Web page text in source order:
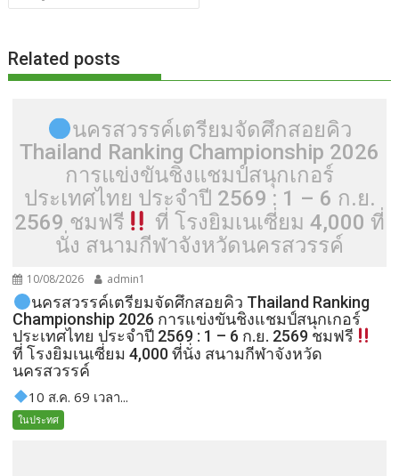
k
Related posts
นครสวรรค์เตรียมจัดศึกสอยคิว
Thailand Ranking Championship 2026
การแข่งขันชิงแชมป์สนุกเกอร์
ประเทศไทย ประจำปี 2569 : 1 – 6 ก.ย.
2569 ชมฟรี
ที่ โรงยิมเนเซี่ยม 4,000 ที่
นั่ง สนามกีฬาจังหวัดนครสวรรค์
10/08/2026 admin1
นครสวรรค์เตรียมจัดศึกสอยคิว Thailand Ranking
Championship 2026 การแข่งขันชิงแชมป์สนุกเกอร์
ประเทศไทย ประจำปี 2569 : 1 – 6 ก.ย. 2569 ชมฟรี
ที่ โรงยิมเนเซี่ยม 4,000 ที่นั่ง สนามกีฬาจังหวัด
นครสวรรค์
10 ส.ค. 69 เวลา...
ในประทศ